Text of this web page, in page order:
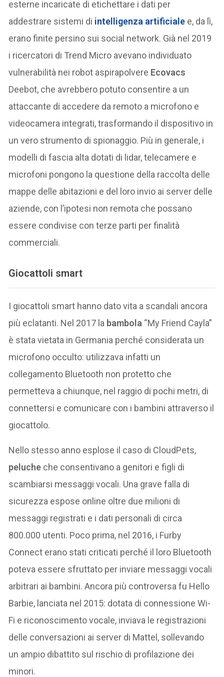
esterne incaricate di etichettare i dati per
addestrare sistemi di intelligenza artificiale e, da lì,
erano finite persino sui social network. Già nel 2019
i ricercatori di Trend Micro avevano individuato
vulnerabilità nei robot aspirapolvere Ecovacs
Deebot, che avrebbero potuto consentire a un
attaccante di accedere da remoto a microfono e
videocamera integrati, trasformando il dispositivo in
un vero strumento di spionaggio. Più in generale, i
modelli di fascia alta dotati di lidar, telecamere e
microfoni pongono la questione della raccolta delle
mappe delle abitazioni e del loro invio ai server delle
aziende, con l’ipotesi non remota che possano
essere condivise con terze parti per finalità
commerciali.
Giocattoli smart
I giocattoli smart hanno dato vita a scandali ancora
più eclatanti. Nel 2017 la bambola “My Friend Cayla”
è stata vietata in Germania perché considerata un
microfono occulto: utilizzava infatti un
collegamento Bluetooth non protetto che
permetteva a chiunque, nel raggio di pochi metri, di
connettersi e comunicare con i bambini attraverso il
giocattolo.
Nello stesso anno esplose il caso di CloudPets,
peluche che consentivano a genitori e figli di
scambiarsi messaggi vocali. Una grave falla di
sicurezza espose online oltre due milioni di
messaggi registrati e i dati personali di circa
800.000 utenti. Poco prima, nel 2016, i Furby
Connect erano stati criticati perché il loro Bluetooth
poteva essere sfruttato per inviare messaggi vocali
arbitrari ai bambini. Ancora più controversa fu Hello
Barbie, lanciata nel 2015: dotata di connessione Wi-
Fi e riconoscimento vocale, inviava le registrazioni
delle conversazioni ai server di Mattel, sollevando
un ampio dibattito sul rischio di profilazione dei
minori.